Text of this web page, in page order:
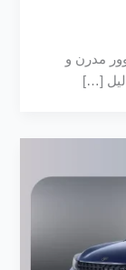
مدرن و
[…]